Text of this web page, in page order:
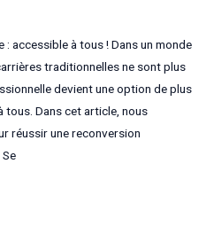
accessible à tous ! Dans un monde
traditionnelles ne sont plus
devient une option de plus
tous. Dans cet article, nous
réussir une reconversion